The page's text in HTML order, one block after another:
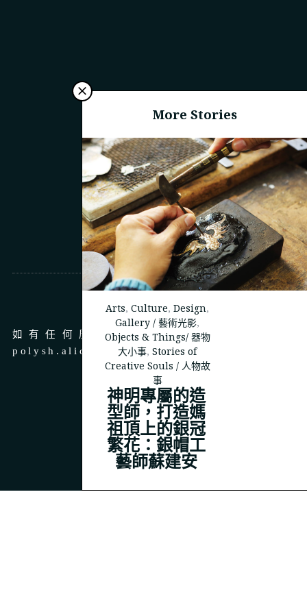
More Stories
Arts,Culture,Design,
Gallery / 藝術光影,
Objects & Things/ 器物
大小事,Stories of
Creative Souls / 人物故
事
神明專屬的造
型師，打造媽
祖頂上的銀冠
繁花：銀帽工
藝師蘇建安
商務合作
如有任何廣告、商務合作，請 email 至
polysh.alice@gmail.com
© 2023THEPOLYSH.COM
BACK TO TOP